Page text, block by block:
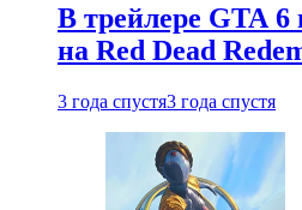
В трейлере GTA
на Red Dead
3 года спустя3 года спустя